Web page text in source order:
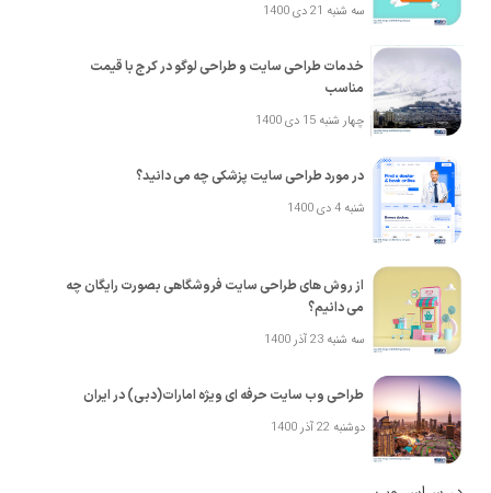
سه شنبه 21 دی 1400
خدمات طراحی سایت و طراحی لوگو در کرج با قیمت
مناسب
چهار شنبه 15 دی 1400
در مورد طراحی سایت پزشکی چه می دانید؟
شنبه 4 دی 1400
از روش های طراحی سایت فروشگاهی بصورت رایگان چه
می دانیم؟
سه شنبه 23 آذر 1400
طراحی وب سایت حرفه ای ویژه امارات(دبی) در ایران
دوشنبه 22 آذر 1400